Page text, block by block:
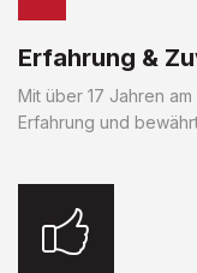
Erfahrung &
Mit über 17 Jahren
Erfahrung und